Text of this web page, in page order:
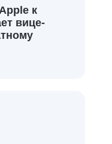
к
вице-